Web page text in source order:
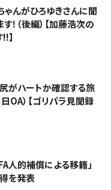
ゃんがひろゆきさんに聞
！（後編）【加藤浩次の
】
がハートか確認する旅
）【ゴリパラ見聞録
人的補償による移籍」
を発表